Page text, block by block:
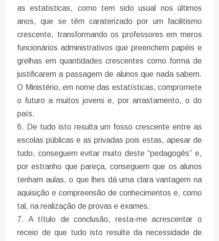
as estatisticas, como tem sido usual nos últimos
anos, que se têm caraterizado por um facilitismo
crescente, transformando os professores em meros
funcionários administrativos que preenchem papéis e
grelhas em quantidades crescentes como forma de
justificarem a passagem de alunos que nada sabem.
O Ministério, em nome das estatísticas, compromete
o futuro a muitos jovens e, por arrastamento, o do
país.
6. De tudo isto resulta um fosso crescente entre as
escolas públicas e as privadas pois estas, apesar de
tudo, conseguem evitar muito deste “pedagogês” e,
por estranho que pareça, conseguem que os alunos
tenham aulas, o que lhes dá uma clara vantagem na
aquisição e compreensão de conhecimentos e, como
tal, na realização de provas e exames.
7. A título de conclusão, resta-me acrescentar o
receio de que tudo isto resulte da necessidade de